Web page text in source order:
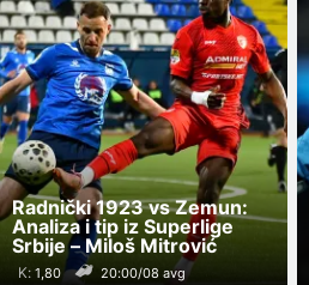
Radnički 1923 vs Zemun:
Analiza i tip iz Superlige
Srbije – Miloš Mitrović
K: 20:00/08 avg